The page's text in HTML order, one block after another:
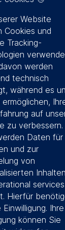
faculty
and diverse
Website
Cookies und
Tracking-
werden
technisch
während es
ermöglichen,
auf
zu verbessern.
Daten für
und zur
von
Inhalten
services
Hierfür
Einwilligung. Ihre
können Sie